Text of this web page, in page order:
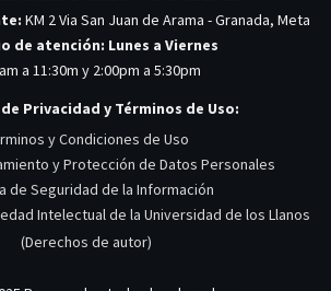
KM 2 Via San Juan de Arama - Granada, Meta
de atención: Lunes a Viernes
a 11:30m y 2:00pm a 5:30pm
Privacidad y Términos de Uso:
y Condiciones de Uso
y Protección de Datos Personales
de Seguridad de la Información
Intelectual de la Universidad de los Llanos
(Derechos de autor)